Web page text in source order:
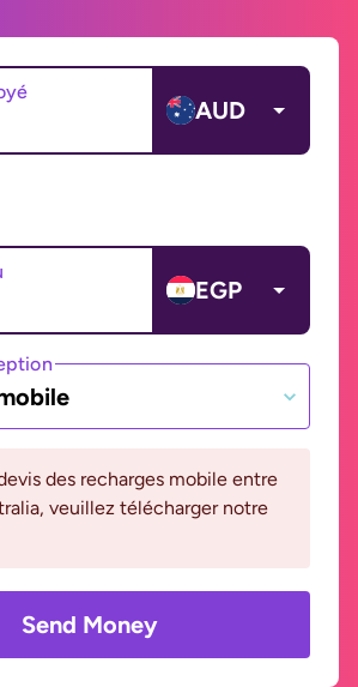
AUD
EGP
des recharges mobile entre
veuillez télécharger notre
Send Money